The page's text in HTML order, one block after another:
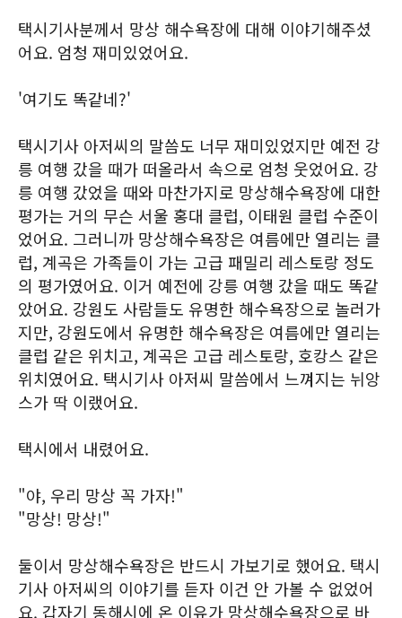
택시기사분께서 망상 해수욕장에 대해 이야기해주셨
어요. 엄청 재미있었어요.
'여기도 똑같네?'
택시기사 아저씨의 말씀도 너무 재미있었지만 예전 강
릉 여행 갔을 때가 떠올라서 속으로 엄청 웃었어요. 강
릉 여행 갔었을 때와 마찬가지로 망상해수욕장에 대한
평가는 거의 무슨 서울 홍대 클럽, 이태원 클럽 수준이
었어요. 그러니까 망상해수욕장은 여름에만 열리는 클
럽, 계곡은 가족들이 가는 고급 패밀리 레스토랑 정도
의 평가였어요. 이거 예전에 강릉 여행 갔을 때도 똑같
았어요. 강원도 사람들도 유명한 해수욕장으로 놀러가
지만, 강원도에서 유명한 해수욕장은 여름에만 열리는
클럽 같은 위치고, 계곡은 고급 레스토랑, 호캉스 같은
위치였어요. 택시기사 아저씨 말씀에서 느껴지는 뉘앙
스가 딱 이랬어요.
택시에서 내렸어요.
"야, 우리 망상 꼭 가자!"
"망상! 망상!"
둘이서 망상해수욕장은 반드시 가보기로 했어요. 택시
기사 아저씨의 이야기를 듣자 이건 안 가볼 수 없었어
요. 갑자기 동해시에 온 이유가 망상해수욕장으로 바